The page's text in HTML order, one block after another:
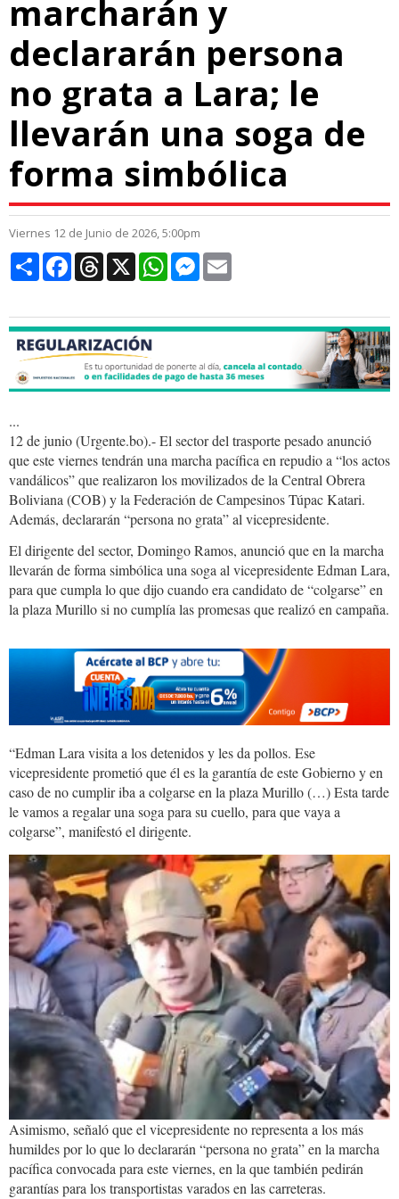
marcharán y
declararán persona
no grata a Lara; le
llevarán una soga de
forma simbólica
Viernes 12 de Junio de 2026, 5:00pm
CompartirFacebookThreads
X WhatsAppMessenger
...
12 de junio (Urgente.bo).- El sector del trasporte pesado anunció
que este viernes tendrán una marcha pacífica en repudio a “los actos
vandálicos” que realizaron los movilizados de la Central Obrera
Boliviana (COB) y la Federación de Campesinos Túpac Katari.
Además, declararán “persona no grata” al vicepresidente.
El dirigente del sector, Domingo Ramos, anunció que en la marcha
llevarán de forma simbólica una soga al vicepresidente Edman Lara,
para que cumpla lo que dijo cuando era candidato de “colgarse” en
la plaza Murillo si no cumplía las promesas que realizó en campaña.
“Edman Lara visita a los detenidos y les da pollos. Ese
vicepresidente prometió que él es la garantía de este Gobierno y en
caso de no cumplir iba a colgarse en la plaza Murillo (…) Esta tarde
le vamos a regalar una soga para su cuello, para que vaya a
colgarse”, manifestó el dirigente.
screenshot_19.jpg
Asimismo, señaló que el vicepresidente no representa a los más
humildes por lo que lo declararán “persona no grata” en la marcha
pacífica convocada para este viernes, en la que también pedirán
garantías para los transportistas varados en las carreteras.